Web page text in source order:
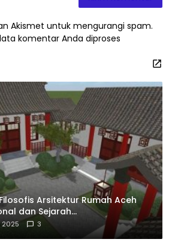
Akismet untuk mengurangi spam.
komentar Anda diproses
Arsitektur Rumah Aceh
dan Sejarah
2025 3